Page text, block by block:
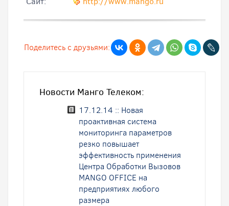
Поделитесь с друзьями:
Новости Манго Телеком:
17.12.14 :: Новая
проактивная система
мониторинга параметров
резко повышает
эффективность применения
Центра Обработки Вызовов
MANGO OFFICE на
предприятиях любого
размера